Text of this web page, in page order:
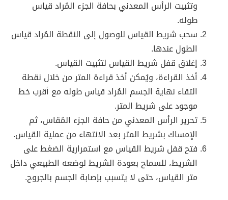
وتثبيت الرأس المعدني بحافة الجزء المُراد قياس
طوله.
سحب شريط القياس للوصول إلى النقطة المُراد قياس
الطول عندها.
إغلاق قفل شريط القياس لتثبيت القياس.
أخذ القراءة، ويُمكن أخذ قراءة المتر من خلال نقطة
التقاء نهاية الجسم المُراد قياس طوله مع أقرب خط
موجود على شريط المتر.
تحرير الرأس المعدني من حافة الجزء المُقاس، ثم
الإمساك بشريط المتر بعد الانتهاء من عملية القياس.
فتح قفل شريط القياس مع استمرارية الضغط على
الشريط، للسماح بعودة الشريط لوضعه الطبيعي داخل
متر القياس، حتى لا يتسبب بإصابة الجسم بالجروح.